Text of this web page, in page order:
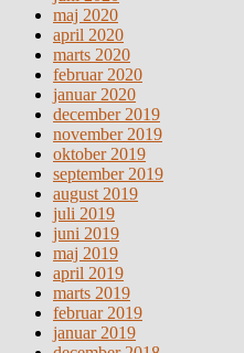
maj 2020
april 2020
marts 2020
februar 2020
januar 2020
december 2019
november 2019
oktober 2019
september 2019
august 2019
juli 2019
juni 2019
maj 2019
april 2019
marts 2019
februar 2019
januar 2019